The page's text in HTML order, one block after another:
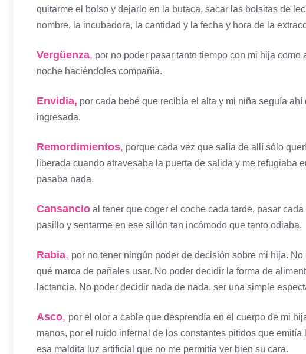
quitarme el bolso y dejarlo en la butaca, sacar las bolsitas de
nombre, la incubadora, la cantidad y la fecha y hora de la
Vergüenza, por no poder pasar tanto tiempo con mi hija
noche haciéndoles compañía.
Envidia, por cada bebé que recibía el alta y mi niña seguía
ingresada.
Remordimientos, porque cada vez que salía de allí sólo
liberada cuando atravesaba la puerta de salida y me refugiaba
pasaba nada.
Cansancio al tener que coger el coche cada tarde, pasar
pasillo y sentarme en ese sillón tan incómodo que tanto odiaba.
Rabia, por no tener ningún poder de decisión sobre mi hija.
qué marca de pañales usar. No poder decidir la forma de
lactancia. No poder decidir nada de nada, ser una simple
Asco, por el olor a cable que desprendía en el cuerpo de mi
manos, por el ruido infernal de los constantes pitidos que
esa maldita luz artificial que no me permitía ver bien su cara.